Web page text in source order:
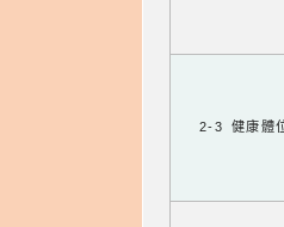
2-3 健康體